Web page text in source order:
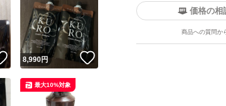
価格の相
商品への質問か
いいね！
8,990円
最大10%対象